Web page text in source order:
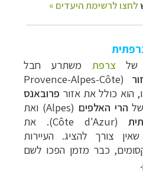
שלצרפת משתרע חבל
(
Provence-Alpes-Côte
הוא כולל את אזור פרובאנס
הרי האלפים (
Alpes) ואת
(
Côte d'Azur
). את
צורך להציג. העיירות
כבר מזמן הפכו לשם